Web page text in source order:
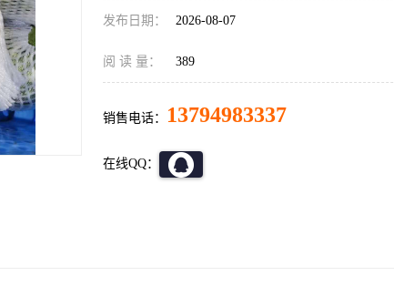
发布日期： 2026-08-07
阅 读 量： 389
销售电话： 13794983337
在线QQ：